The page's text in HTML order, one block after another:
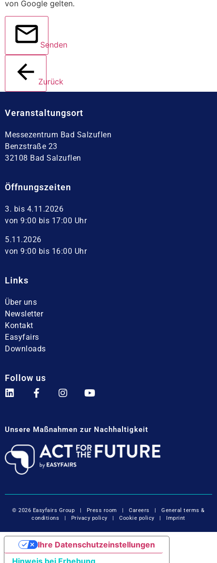
von Google gelten.
Senden
Zurück
Veranstaltungsort
Messezentrum Bad Salzuflen
Benzstraße 23
32108 Bad Salzuflen
Öffnungszeiten
3. bis 4.11.2026
von 9:00 bis 17:00 Uhr
5.11.2026
von 9:00 bis 16:00 Uhr
Links
Über uns
Newsletter
Kontakt
Easyfairs
Downloads
Follow us
Unsere Maßnahmen zur Nachhaltigkeit
© 2026 Easyfairs Group Press room |Careers |General terms &
conditions
Privacy policy |Cookie policy Imprint
Hinweis bei Erhebung
Ihre Datenschutzeinstellungen